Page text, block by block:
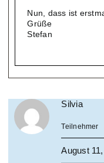
Nun, dass ist
Grüße
Stefan
Silvia
Teilnehmer
August